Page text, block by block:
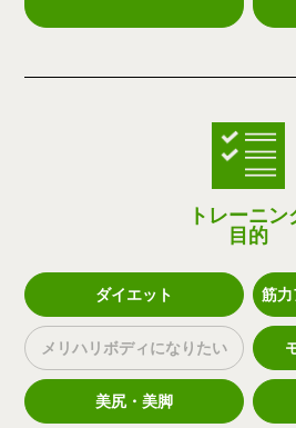
トレーニン
目的
ダイエット 筋力
メリハリボディになりたい
美尻・美脚